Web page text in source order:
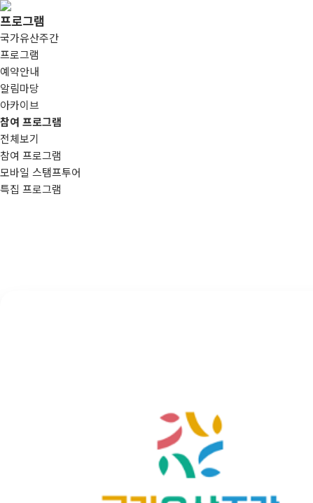
프로그램
국가유산주간
프로그램
예약안내
알림마당
아카이브
참여 프로그램
전체보기
참여 프로그램
모바일 스탬프투어
특집 프로그램